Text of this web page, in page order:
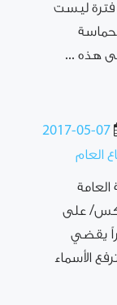
فترة ليست
هذه ...
2017-05-07
العام
على
يقضي
الأسماء